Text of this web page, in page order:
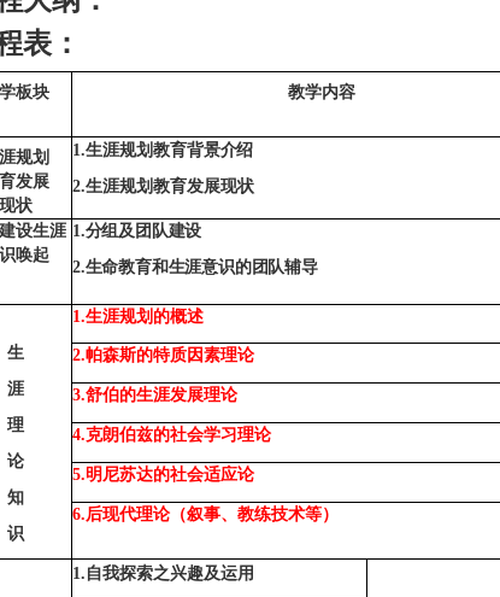
表：
板块 教学内容
规划
发展
现状
1.生涯规划教育背景介绍
2.生涯规划教育发展现状
设生涯
唤起
1.分组及团队建设
2.生命教育和生涯意识的团队辅导
生
涯
理
论
知
识
1.生涯规划的概述
2.帕森斯的特质因素理论
3.舒伯的生涯发展理论
4.克朗伯兹的社会学习理论
5.明尼苏达的社会适应论
6.后现代理论（叙事、教练技术等）
1.自我探索之兴趣及运用